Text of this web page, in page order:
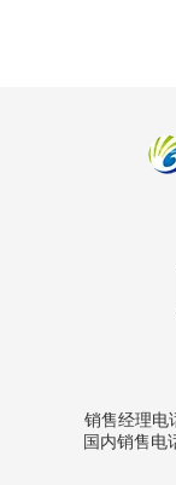
销售经理电
国内销售电